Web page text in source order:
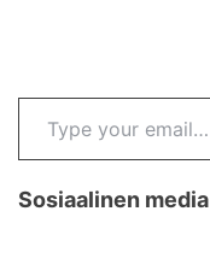
Type your email…
Sosiaalinen media